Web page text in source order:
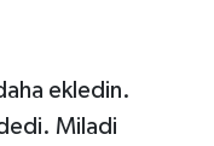
ekledin.
Miladi